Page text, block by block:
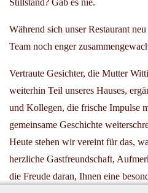
Während sich unser Restaurant
Team noch enger
Vertraute Gesichter, die Mutter
weiterhin Teil unseres Hauses,
und Kollegen, die frische Impulse
gemeinsame Geschichte
Heute stehen wir vereint für das,
herzliche Gastfreundschaft,
die Freude daran, Ihnen eine